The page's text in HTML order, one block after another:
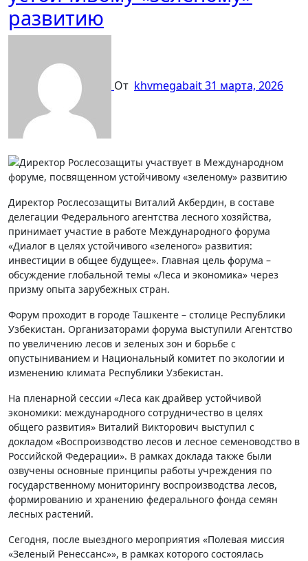
развитию
От khvmegabait31 марта, 2026
Директор Рослесозащиты Виталий Акбердин, в составе
делегации Федерального агентства лесного хозяйства,
принимает участие в работе Международного форума
«Диалог в целях устойчивого «зеленого» развития:
инвестиции в общее будущее». Главная цель форума –
обсуждение глобальной темы «Леса и экономика» через
призму опыта зарубежных стран.
Форум проходит в городе Ташкенте – столице Республики
Узбекистан. Организаторами форума выступили Агентство
по увеличению лесов и зеленых зон и борьбе с
опустыниванием и Национальный комитет по экологии и
изменению климата Республики Узбекистан.
На пленарной сессии «Леса как драйвер устойчивой
экономики: международного сотрудничество в целях
общего развития» Виталий Викторович выступил с
докладом «Воспроизводство лесов и лесное семеноводство в
Российской Федерации». В рамках доклада также были
озвучены основные принципы работы учреждения по
государственному мониторингу воспроизводства лесов,
формированию и хранению федерального фонда семян
лесных растений.
Сегодня, после выездного мероприятия «Полевая миссия
«Зеленый Ренессанс»», в рамках которого состоялась